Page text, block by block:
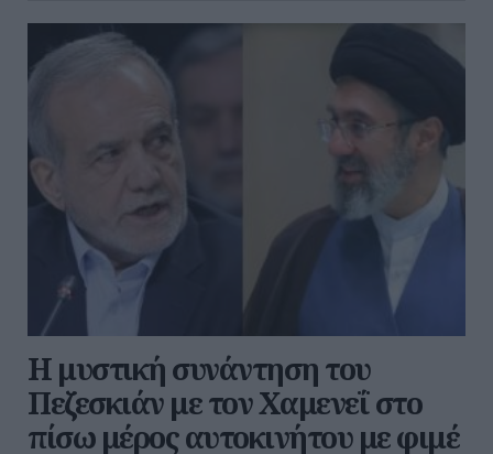
Η μυστική συνάντηση του
Πεζεσκιάν με τον Χαμενεΐ στο
πίσω μέρος αυτοκινήτου με φιμέ